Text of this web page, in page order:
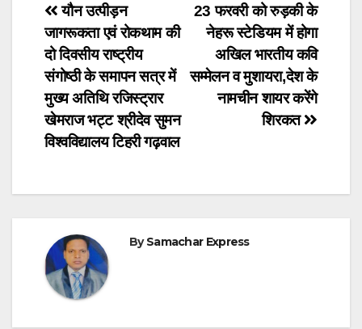
Post
navigation
23 फरवरी को रुड़की के
नेहरू स्टेडियम में होगा
अखिल भारतीय कवि
सम्मेलन व मुशायरा,देश के
नामचीन शायर करेंगे
शिरकत
यौन उत्पीड़न
जागरूकता एवं रोकथाम की
दो दिवसीय राष्ट्रीय
संगोष्ठी के समापन सत्र में
मुख्य अतिथि रजिस्ट्रार
खेमराज भट्ट श्रीदेव सुमन
विश्वविद्यालय टिहरी गढ़वाल
BySamachar Express